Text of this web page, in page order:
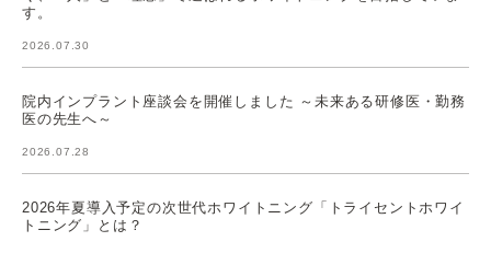
す。
2026.07.30
院内インプラント座談会を開催しました ～未来ある研修医・勤務
医の先生へ～
2026.07.28
2026年夏導入予定の次世代ホワイトニング「トライセントホワイ
トニング」とは？